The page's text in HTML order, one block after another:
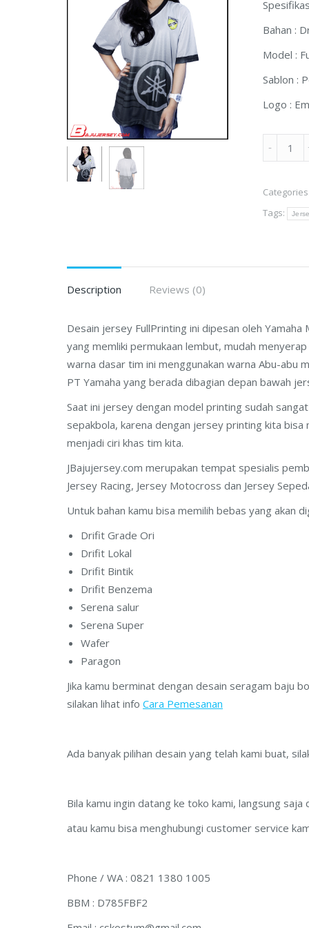
Bahan :
Model :
Sablon :
Logo :
Jersey
Music
Cikarang
Tags:
Description Reviews (0)
Desain jersey FullPrinting ini dipesan oleh
yang memliki permukaan lembut, mudah
warna dasar tim ini menggunakan warna Abu-abu
PT Yamaha yang berada dibagian depan bawah
Saat ini jersey dengan model printing sudah
sepakbola, karena dengan jersey printing kita
menjadi ciri khas tim kita.
JBajujersey.com merupakan tempat spesialis
Jersey Racing, Jersey Motocross dan Jersey
Untuk bahan kamu bisa memilih bebas yang akan
Drifit Grade Ori
Drifit Lokal
Drifit Bintik
Drifit Benzema
Serena salur
Serena Super
Wafer
Paragon
Jika kamu berminat dengan desain seragam baju
silakan lihat info Cara Pemesanan
Ada banyak pilihan desain yang telah kami buat,
Bila kamu ingin datang ke toko kami, langsung saja
atau kamu bisa menghubungi customer service
Phone / WA : 0821 1380 1005
BBM : D785FBF2